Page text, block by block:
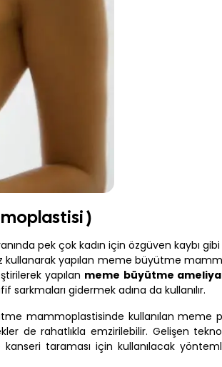
)
pek çok kadın için özgüven kaybı
kullanarak yapılan meme büyütme
yapılan meme büyütme
gidermek adına da kullanılır.
mammoplastisinde kullanılan meme
de rahatlıkla emzirilebilir. Gelişen
taraması için kullanılacak